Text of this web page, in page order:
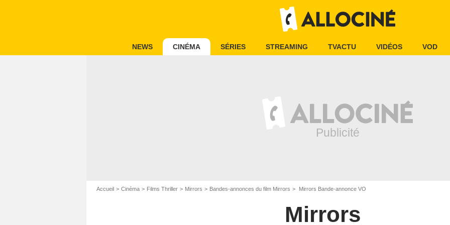
NEWS CINÉMA SÉRIES STREAMING TVACTU VIDÉOS VOD
Accueil Cinéma Films Thriller Mirrors Bandes-annonces du film Mirrors Mirrors Bande-annonce VO
Mirrors